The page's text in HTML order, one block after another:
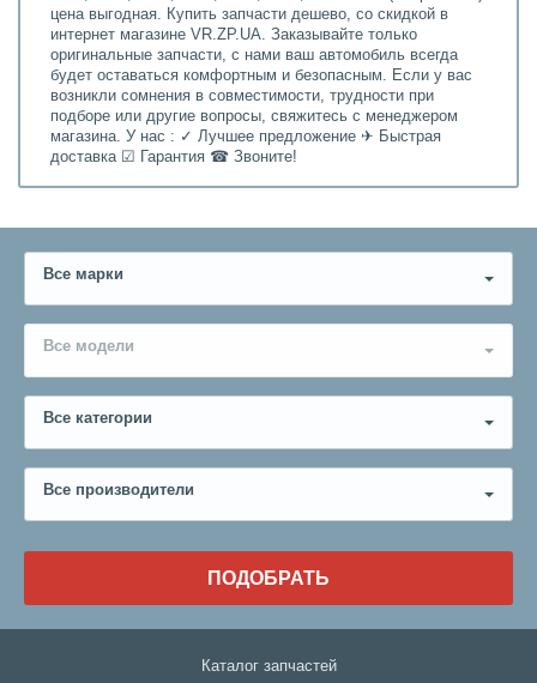
цена выгодная. Купить запчасти дешево, со скидкой в
интернет магазине VR.ZP.UA. Заказывайте только
оригинальные запчасти, с нами ваш автомобиль всегда
будет оставаться комфортным и безопасным. Если у вас
возникли сомнения в совместимости, трудности при
подборе или другие вопросы, свяжитесь с менеджером
магазина. У нас : ✓ Лучшее предложение ✈ Быстрая
доставка ☑ Гарантия ☎ Звоните!
Все марки
Все модели
Все категории
Все производители
ПОДОБРАТЬ
Каталог запчастей